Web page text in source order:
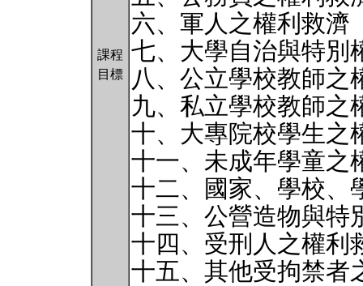
課程
目標
六、軍人之權利救濟
七、大學自治與特別
八、公立學校教師之
九、私立學校教師之
十、大專院校學生之
十一、未成年學童之
十二、國家、學校、
十三、公營造物與特
十四、受刑人之權利
十五、其他受拘禁者